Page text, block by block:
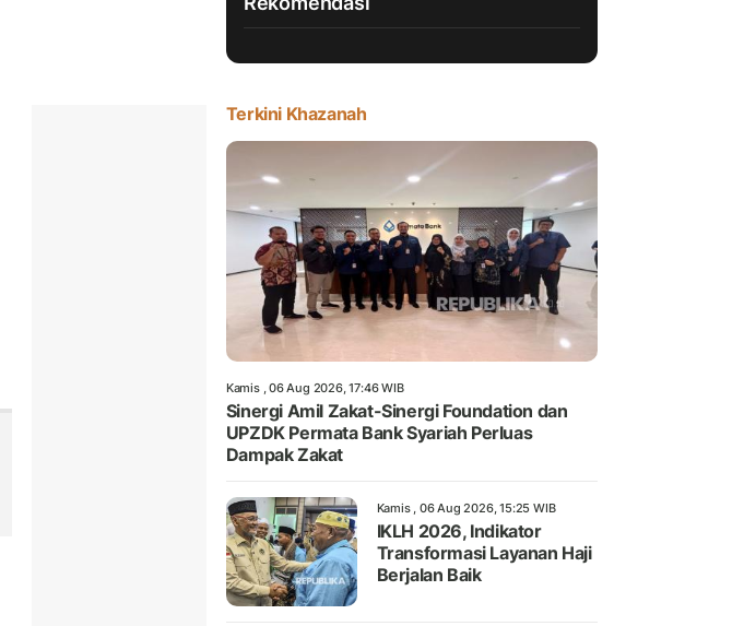
Terkini Khazanah
Kamis , 06 Aug 2026, 17:46 WIB
Sinergi Amil Zakat-Sinergi Foundation dan
UPZDK Permata Bank Syariah Perluas
Dampak Zakat
Kamis , 06 Aug 2026, 15:25 WIB
IKLH 2026, Indikator
Transformasi Layanan Haji
Berjalan Baik